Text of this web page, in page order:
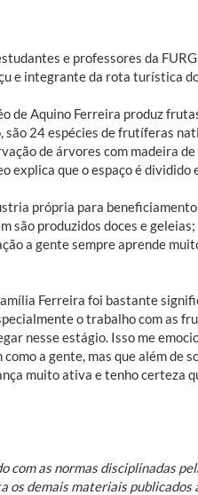
e professores da
e integrante da rota turística
de Aquino Ferreira produz
são 24 espécies de frutíferas
de árvores com madeira
explica que o espaço é
própria para
são produzidos doces e
a gente sempre aprende
Ferreira foi bastante
o trabalho com as
nesse estágio. Isso me
a gente, mas que além de
muito ativa e tenho certeza
com as normas disciplinadas
os demais materiais